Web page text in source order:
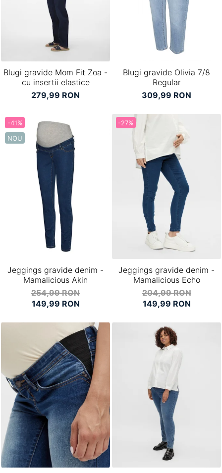
Pantaloni scurți pentru gravide
Chiloti Gravide
Sutiene / Bustiere / Maiouri Gravide
Pijamale Gravide
Dresuri Gravide
Geci și Paltoane
Blugi gravide Mom Fit Zoa -
cu insertii elastice
279,99 RON
Blugi gravide Olivia 7/8
Regular
309,99 RON
-41%
NOU
Jeggings gravide denim -
Mamalicious Akin
254,99 RON
149,99 RON
-27%
Jeggings gravide denim -
Mamalicious Echo
204,99 RON
149,99 RON